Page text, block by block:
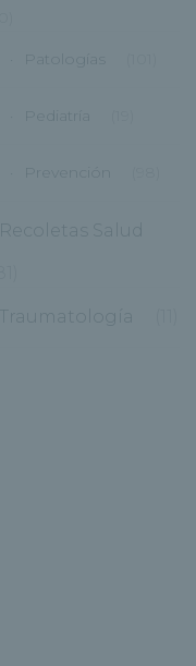
Patologías
Pediatría
Recoletas Salud
Traumatología